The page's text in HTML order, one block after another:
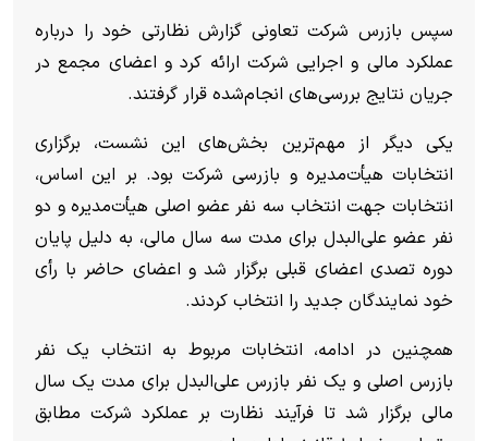
سپس بازرس شرکت تعاونی گزارش نظارتی خود را درباره
عملکرد مالی و اجرایی شرکت ارائه کرد و اعضای مجمع در
جریان نتایج بررسی‌های انجام‌شده قرار گرفتند.
یکی دیگر از مهم‌ترین بخش‌های این نشست، برگزاری
انتخابات هیأت‌مدیره و بازرسی شرکت بود. بر این اساس،
انتخابات جهت انتخاب سه نفر عضو اصلی هیأت‌مدیره و دو
نفر عضو علی‌البدل برای مدت سه سال مالی، به دلیل پایان
دوره تصدی اعضای قبلی برگزار شد و اعضای حاضر با رأی
خود نمایندگان جدید را انتخاب کردند.
همچنین در ادامه، انتخابات مربوط به انتخاب یک نفر
بازرس اصلی و یک نفر بازرس علی‌البدل برای مدت یک سال
مالی برگزار شد تا فرآیند نظارت بر عملکرد شرکت مطابق